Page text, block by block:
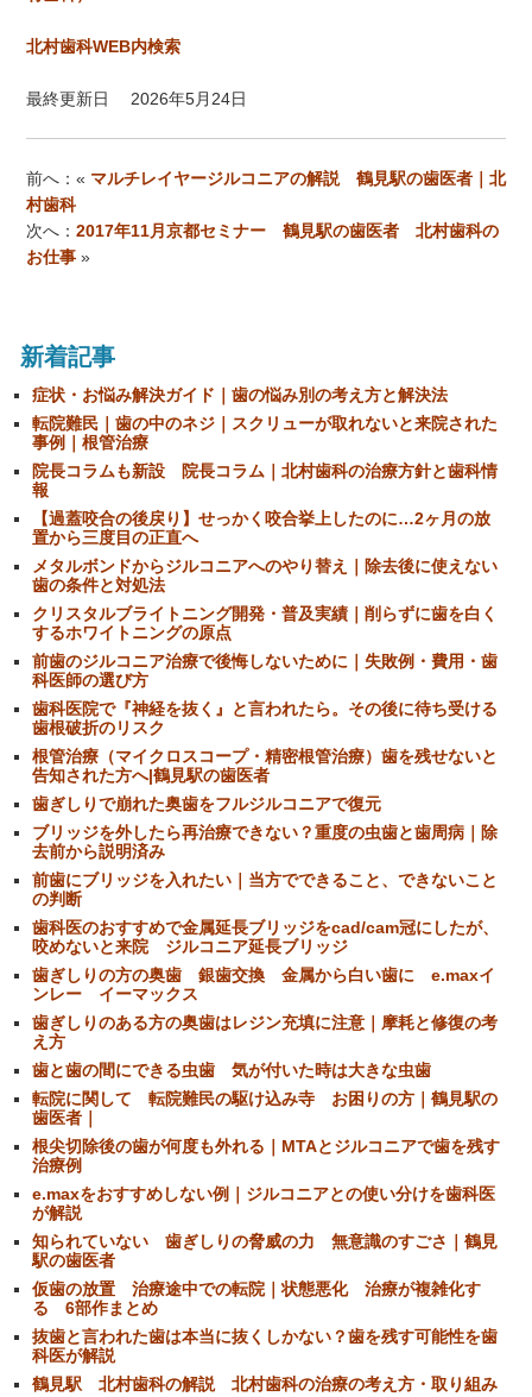
北村歯科WEB内検索
最終更新日 2026年5月24日
前へ：« マルチレイヤージルコニアの解説 鶴見駅の歯医者｜北
村歯科
次へ： 2017年11月京都セミナー 鶴見駅の歯医者 北村歯科の
お仕事 »
新着記事
症状・お悩み解決ガイド｜歯の悩み別の考え方と解決法
転院難民｜歯の中のネジ｜スクリューが取れないと来院された
事例｜根管治療
院長コラムも新設 院長コラム｜北村歯科の治療方針と歯科情
報
【過蓋咬合の後戻り】せっかく咬合挙上したのに…2ヶ月の放
置から三度目の正直へ
メタルボンドからジルコニアへのやり替え｜除去後に使えない
歯の条件と対処法
クリスタルブライトニング開発・普及実績｜削らずに歯を白く
するホワイトニングの原点
前歯のジルコニア治療で後悔しないために｜失敗例・費用・歯
科医師の選び方
歯科医院で『神経を抜く』と言われたら。その後に待ち受ける
歯根破折のリスク
根管治療（マイクロスコープ・精密根管治療）歯を残せないと
告知された方へ|鶴見駅の歯医者
歯ぎしりで崩れた奥歯をフルジルコニアで復元
ブリッジを外したら再治療できない？重度の虫歯と歯周病｜除
去前から説明済み
前歯にブリッジを入れたい｜当方でできること、できないこと
の判断
歯科医のおすすめで金属延長ブリッジをcad/cam冠にしたが、
咬めないと来院 ジルコニア延長ブリッジ
歯ぎしりの方の奥歯 銀歯交換 金属から白い歯に e.maxイ
ンレー イーマックス
歯ぎしりのある方の奥歯はレジン充填に注意｜摩耗と修復の考
え方
歯と歯の間にできる虫歯 気が付いた時は大きな虫歯
転院に関して 転院難民の駆け込み寺 お困りの方｜鶴見駅の
歯医者｜
根尖切除後の歯が何度も外れる｜MTAとジルコニアで歯を残す
治療例
e.maxをおすすめしない例｜ジルコニアとの使い分けを歯科医
が解説
知られていない 歯ぎしりの脅威の力 無意識のすごさ｜鶴見
駅の歯医者
仮歯の放置 治療途中での転院｜状態悪化 治療が複雑化す
る 6部作まとめ
抜歯と言われた歯は本当に抜くしかない？歯を残す可能性を歯
科医が解説
鶴見駅 北村歯科の解説 北村歯科の治療の考え方・取り組み